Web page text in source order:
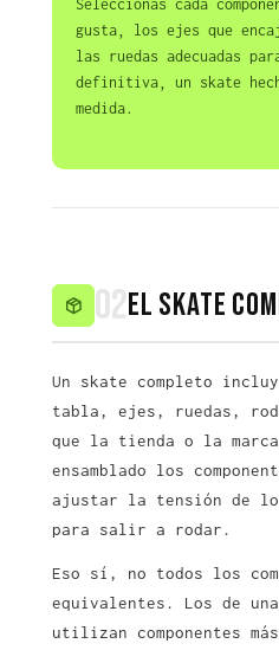
Seleccionas cada
gusta, los ejes que
las ruedas adecuadas
definitiva, un skate
medida.
02El skate
Un skate completo
tabla, ejes, ruedas,
que la tienda o la
ensamblado los
ajustar la tensión de
para salir a rodar.
Eso sí, no todos los
equivalentes. Los de
utilizan componentes